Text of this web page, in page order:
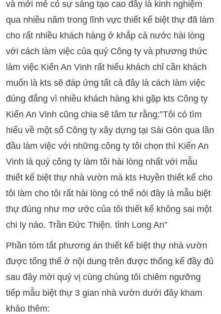
và mới mẻ có sự sáng tạo cao đây là kinh nghiệm
qua nhiều năm trong lĩnh vực thiết kế biệt thự đã làm
cho rất nhiều khách hàng ở khắp cả nước hài lòng
với cách làm việc của quý Công ty và phương thức
làm việc Kiến An Vinh rất hiếu khách chỉ cần khách
muốn là kts sẽ đáp ứng tất cả đây là cách làm việc
đúng đắng vì nhiều khách hàng khi gặp kts Công ty
Kiến An Vinh cũng chia sẽ tâm tư rằng:”Tôi có tìm
hiểu về một số Công ty xây dựng tại Sài Gòn qua lần
đầu làm việc với những công ty tôi chọn thì Kiến An
Vinh là quý công ty làm tôi hài lòng nhất với mẫu
thiết kế biệt thự nhà vườn mà kts Huyền thiết kế cho
tôi làm cho tôi rất hài lòng có thể nói đây là mẫu biệt
thự đúng như mơ ước của tôi thiết kế không sai một
chi ly nào. Trần Đức Thiện. tỉnh Long An”
Phần tóm tắt phương án thiết kế biệt thự nhà vườn
được tổng thể ở nội dung trên được thống kế đầy đủ
sau đây mời quý vị cùng chúng tôi chiêm ngưỡng
tiếp mẫu biệt thự 3 gian nhà vườn dưới đây kham
khảo thêm: